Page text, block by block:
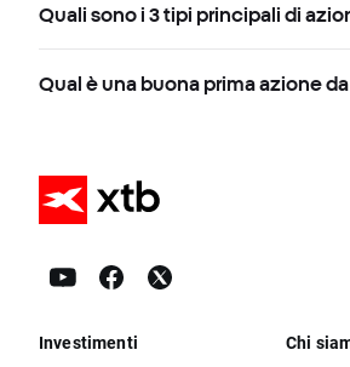
Quali sono i 3 tipi principali di
Qual è una buona prima azione
Investimenti Chi